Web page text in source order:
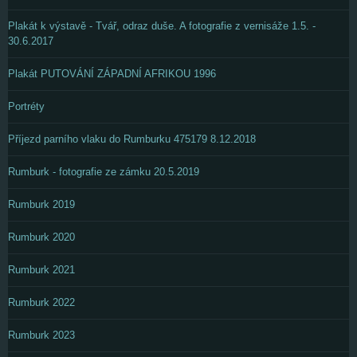
Plakát k výstavě - Tvář, odraz duše. A fotografie z vernisáže 1.5. -
30.6.2017
Plakát PUTOVÁNÍ ZÁPADNÍ AFRIKOU 1996
Portréty
Příjezd parního vlaku do Rumburku 475179 8.12.2018
Rumburk - fotografie ze zámku 20.5.2019
Rumburk 2019
Rumburk 2020
Rumburk 2021
Rumburk 2022
Rumburk 2023